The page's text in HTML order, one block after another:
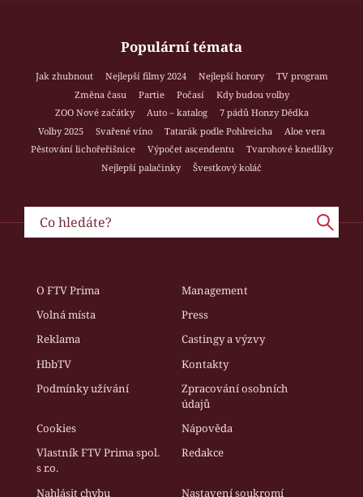
Populární témata
Jak zhubnout Nejlepší filmy 2024 Nejlepší horory
TV program
Změna času
Partie Počasí
Kdy budou volby
ZOO Nové začátky
Auto – katalog
7 pádů Honzy Dědka
Volby 2025
Svařené víno Tatarák podle Pohlreicha
Aloe vera
Pěstování lichořeřišnice
Výpočet ascendentu
Tvarohové knedlíky
Nejlepší palačinky
Švestkový koláč
O FTV Prima
Management
Volná místa
Press
Reklama
Castingy a výzvy
HbbTV
Kontakty
Podmínky užívání
Zpracování osobních
údajů
Cookies
Nápověda
Vlastník FTV Prima spol.
s r.o.
Redakce
Nahlásit chybu Nastavení soukromí